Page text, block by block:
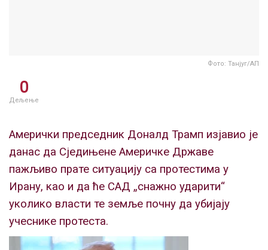
Фото: Танјуг/АП
0
Дељење
Амерички председник Доналд Трамп изјавио је
данас да Сједињене Америчке Државе
пажљиво прате ситуацију са протестима у
Ирану, као и да ће САД „снажно ударити“
уколико власти те земље почну да убијају
учеснике протеста.